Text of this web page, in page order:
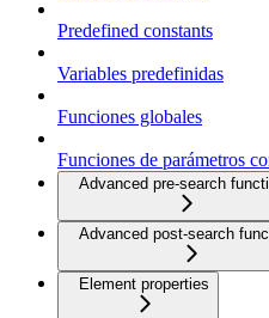
Predefined constants
Variables predefinidas
Funciones globales
Funciones de parámetros
Advanced pre-search
Advanced post-search
Element properties